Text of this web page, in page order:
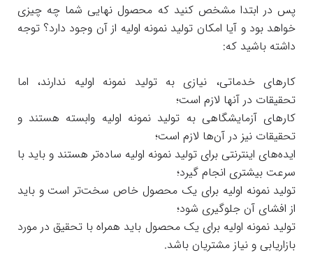
پس در ابتدا مشخص کنید که محصول نهایی شما چه چیزی
خواهد بود و آیا امکان تولید نمونه اولیه از آن وجود دارد؟ توجه
داشته باشید که:
کارهای خدماتی، نیازی به تولید نمونه اولیه ندارند، اما
تحقیقات در آنها لازم است؛
کارهای آزمایشگاهی به تولید نمونه اولیه وابسته هستند و
تحقیقات نیز در آن‌ها لازم است؛
ایده‌های اینترنتی برای تولید نمونه اولیه ساده‌تر هستند و باید با
سرعت بیشتری انجام گیرد؛
تولید نمونه اولیه برای یک محصول خاص سخت‌تر است و باید
از افشای آن جلوگیری شود؛
تولید نمونه اولیه برای یک محصول باید همراه با تحقیق در مورد
بازاریابی و نیاز مشتریان باشد.